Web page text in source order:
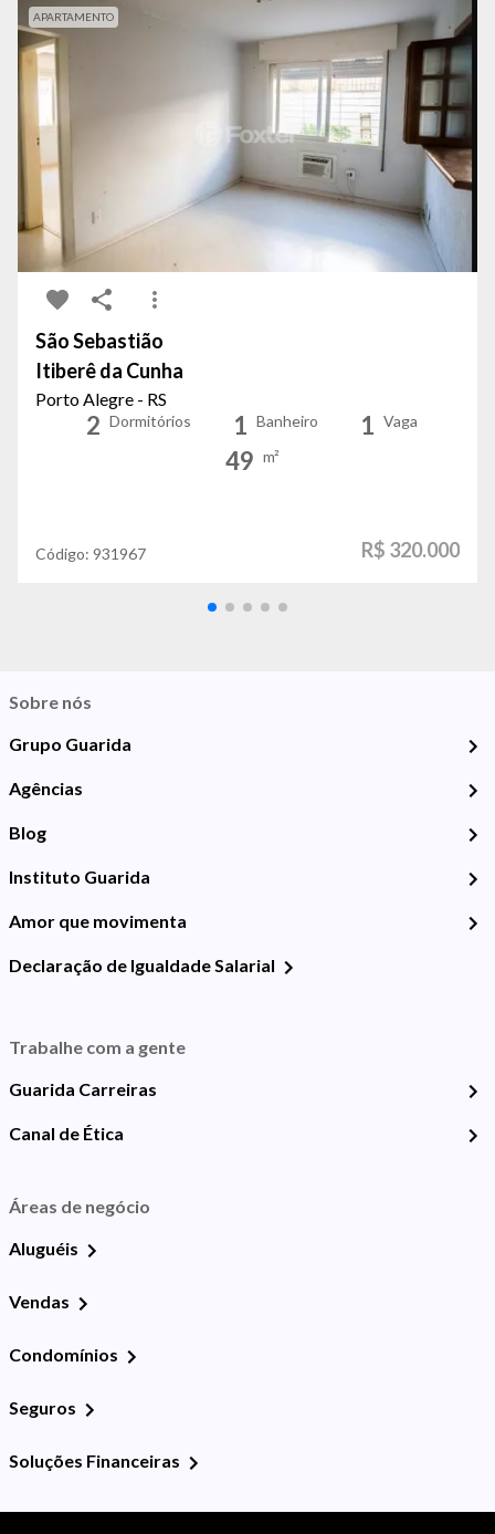
APARTAMENTO
São Sebastião
Itiberê da Cunha
Porto Alegre - RS
2 Dormitórios 1 Banheiro 1 Vaga
49 m²
Código: 931967 R$ 320.000
Sobre nós
Grupo Guarida
Agências
Blog
Instituto Guarida
Amor que movimenta
Declaração de Igualdade Salarial
Trabalhe com a gente
Guarida Carreiras
Canal de Ética
Áreas de negócio
Aluguéis
Vendas
Condomínios
Seguros
Soluções Financeiras